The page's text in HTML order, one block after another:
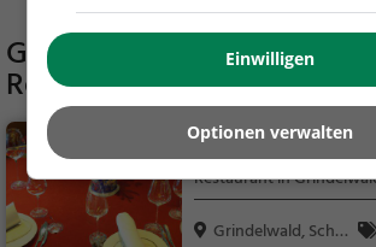
Gaststätten in der Nähe von
Rodelhang Grindelwald
Berggasthaus First
Restaurant in
Grindelwald, Schw
Einwilligen
Optionen verwalten